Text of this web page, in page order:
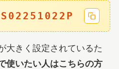
大きく設定されているた
使いたい人はこちらの方